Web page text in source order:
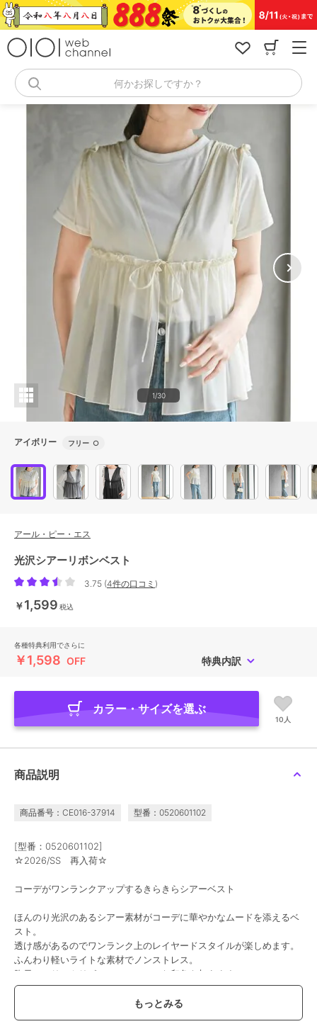
コ
ン
何かお探しですか？
1/30
アイボリー フリー ○
アール・ピー・エス
光沢シアーリボンベスト
3.75 (4件の口コミ )
￥1,599 税込
各種特典利用でさらに
￥1,598 OFF 特典内訳
カラー・サイズを選ぶ
10人
商品説明
商品番号：CE016-37914 型番：0520601102
[型番：0520601102]
☆2026/SS 再入荷☆
コーデがワンランクアップするきらきらシアーベスト
ほんのり光沢のあるシアー素材がコーデに華やかなムードを添えるベ
スト。
透け感があるのでワンランク上のレイヤードスタイルが楽しめます。
ふんわり軽いライトな素材でノンストレス。
胸元のフリルやリボンでフェミニンな印象を与えます。
肩のリボンを絞ればシャーリングデザインに。
※再入荷の場合、生産時期が異なるため色・素材・サイズ・デザイン